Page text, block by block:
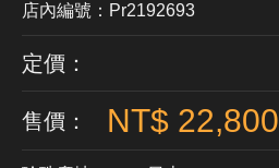
店內編號：Pr2192693
定價：
售價： NT$ 22,800